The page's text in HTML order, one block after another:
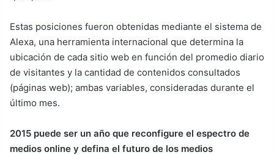
Estas posiciones fueron obtenidas mediante el sistema de
Alexa, una herramienta internacional que determina la
ubicación de cada sitio web en función del promedio diario
de visitantes y la cantidad de contenidos consultados
(páginas web); ambas variables, consideradas durante el
último mes.
2015 puede ser un año que reconfigure el espectro de
medios online y defina el futuro de los medios